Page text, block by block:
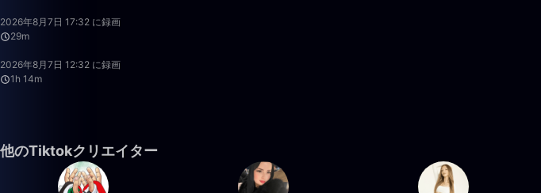
2026年8月7日 17:32 に録画
29m
2026年8月7日 12:32 に録画
1h 14m
他のTiktokクリエイター